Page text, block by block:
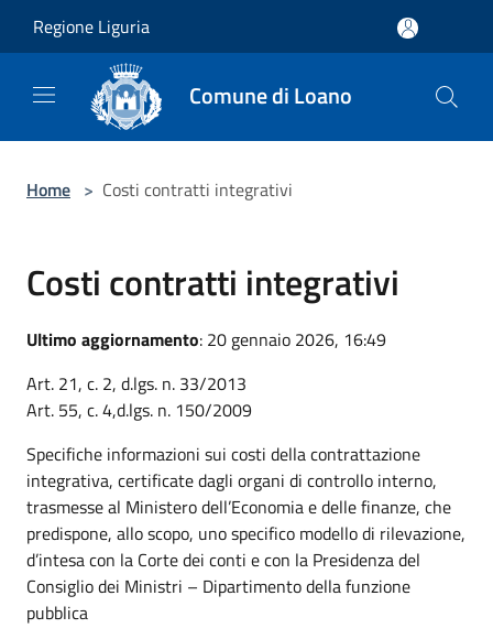
Regione Liguria
Comune di Loano
Home > Costi contratti integrativi
Costi contratti integrativi
Ultimo aggiornamento: 20 gennaio 2026, 16:49
Art. 21, c. 2, d.lgs. n. 33/2013
Art. 55, c. 4,d.lgs. n. 150/2009
Specifiche informazioni sui costi della contrattazione
integrativa, certificate dagli organi di controllo interno,
trasmesse al Ministero dell’Economia e delle finanze, che
predispone, allo scopo, uno specifico modello di rilevazione,
d’intesa con la Corte dei conti e con la Presidenza del
Consiglio dei Ministri – Dipartimento della funzione
pubblica